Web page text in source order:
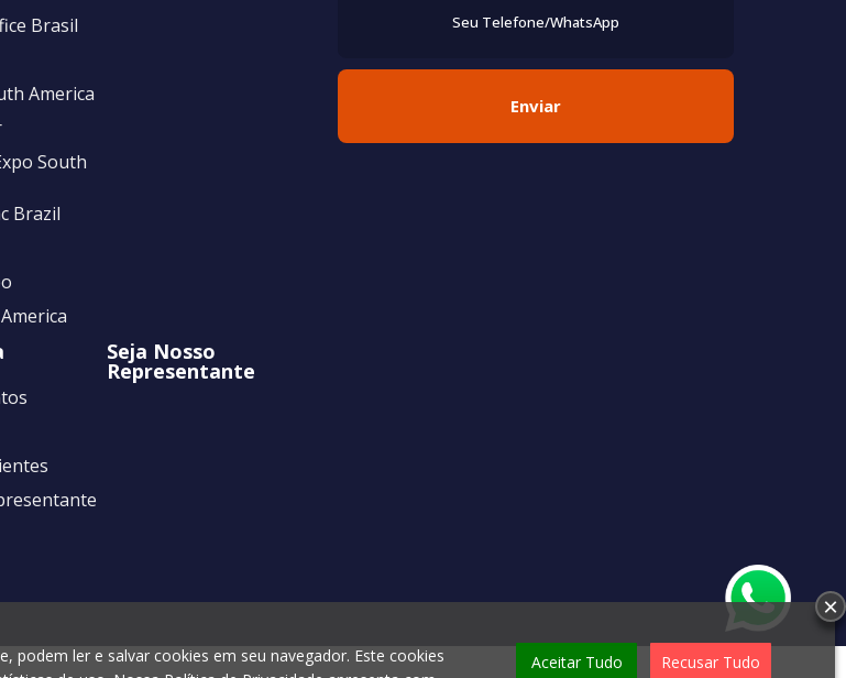
Brasil
America
South
Brazil
Seja Nosso
Representante
ler e salvar cookies em seu navegador. Este cookies
Aceitar Tudo Recusar Tudo
×